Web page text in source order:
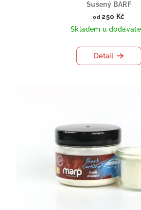
Sušený BARF
od 250 Kč
Skladem u
Detail